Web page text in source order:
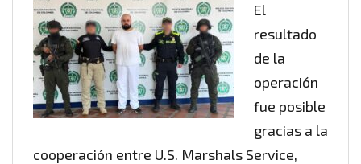
El
resultado
de la
operación
fue posible
gracias a la
cooperación entre U.S. Marshals Service,